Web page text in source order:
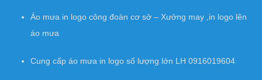
Áo mưa in logo công đoàn cơ sở – Xưởng may ,in logo lên
áo mưa
Cung cấp áo mưa in logo số lượng lớn LH 0916019604